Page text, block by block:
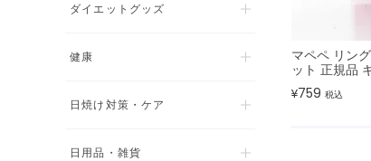
ダイエットグッズ
健康
日焼け対策・ケア
日用品・雑貨
マペペ リン
ット 正規品
¥759 税込